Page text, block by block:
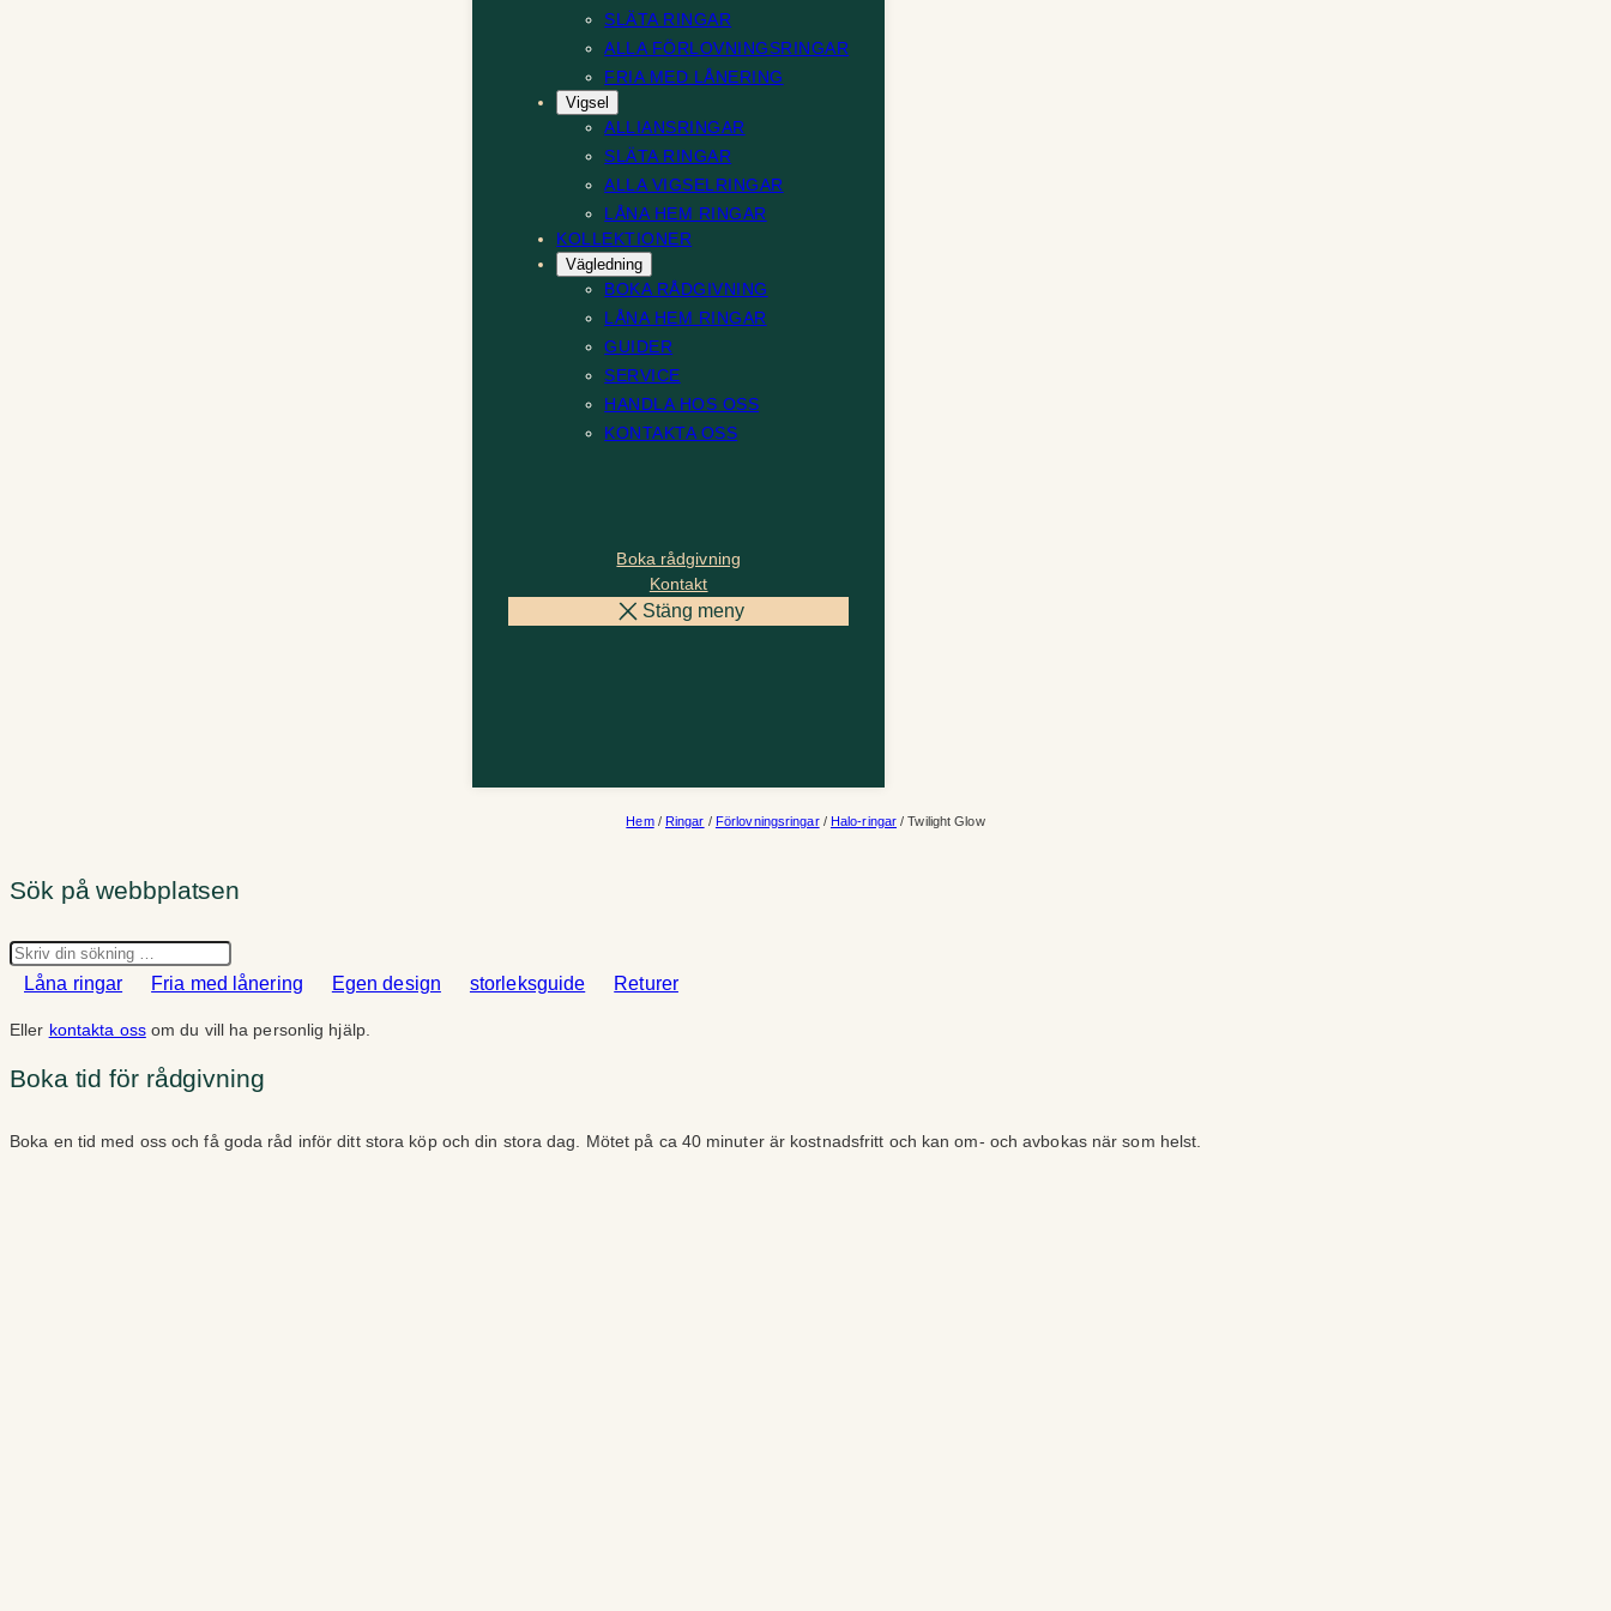
SLÄTA RINGAR
ALLA FÖRLOVNINGSRINGAR
FRIA MED LÅNERING
Vigsel
ALLIANSRINGAR
SLÄTA RINGAR
ALLA VIGSELRINGAR
LÅNA HEM RINGAR
KOLLEKTIONER
Vägledning
BOKA RÅDGIVNING
LÅNA HEM RINGAR
GUIDER
SERVICE
HANDLA HOS OSS
KONTAKTA OSS
Boka rådgivning
Kontakt
Stäng meny
Hem/ Ringar / Förlovningsringar/ Halo-ringar / Twilight Glow
Sök på webbplatsen
Sök
Låna ringar
Fria med lånering Egen design storleksguide Returer
Eller kontakta ossom du vill ha personlig hjälp.
Boka tid för rådgivning
Boka en tid med oss och få goda råd inför ditt stora köp och din stora dag. Mötet på ca 40 minuter är kostnadsfritt och kan om- och avbokas när som helst.